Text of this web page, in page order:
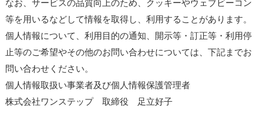
なお、サービスの品質向上のため、クッキーやウェブビーコン
等を用いるなどして情報を取得し、利用することがあります。
個人情報について、利用目的の通知、開示等・訂正等・利用停
止等のご希望やその他のお問い合わせについては、下記までお
問い合わせください。
個人情報取扱い事業者及び個人情報保護管理者
株式会社ワンステップ 取締役 足立好子